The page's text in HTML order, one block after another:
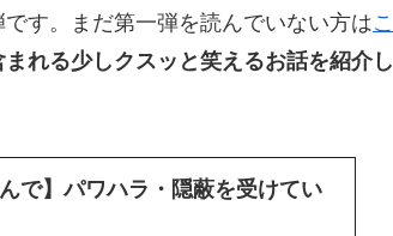
す。まだ第一弾を読んでいない方はこ
れる少しクスッと笑えるお話を紹介し
で】パワハラ・隠蔽を受けてい